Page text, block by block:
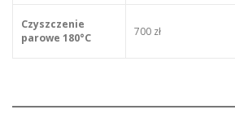
Czyszczenie
parowe 180°C
700 zł